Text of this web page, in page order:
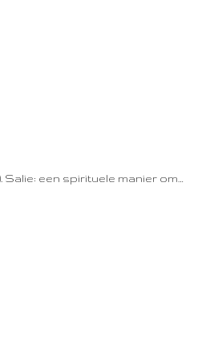
Salie: een spirituele manier om…